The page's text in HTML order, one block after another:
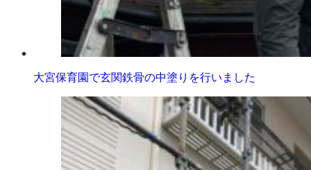
大宮保育園で玄関鉄骨の中塗りを行いました